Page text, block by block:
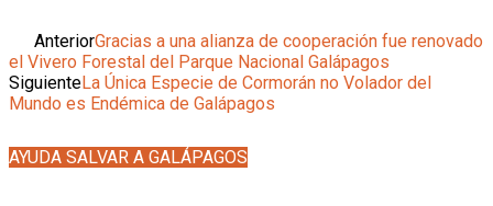
AnteriorGracias a una alianza de cooperación fue renovado
el Vivero Forestal del Parque Nacional Galápagos
SiguienteLa Única Especie de Cormorán no Volador del
Mundo es Endémica de Galápagos
AYUDA SALVAR A GALÁPAGOS